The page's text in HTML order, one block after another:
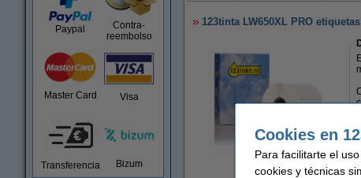
Paypal
Contra-
reembolso
Master Card Visa
Transferencia Bizum
123tinta LW650XL PRO
Ampliar
Cookies en
Para facilitarte el
cookies y técnicas